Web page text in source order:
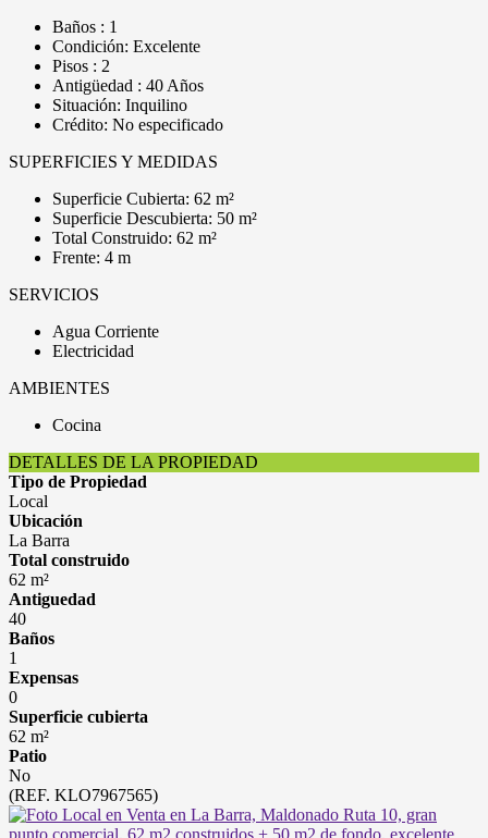
Baños : 1
Condición: Excelente
Pisos : 2
Antigüedad : 40 Años
Situación: Inquilino
Crédito: No especificado
SUPERFICIES Y MEDIDAS
Superficie Cubierta: 62 m²
Superficie Descubierta: 50 m²
Total Construido: 62 m²
Frente: 4 m
SERVICIOS
Agua Corriente
Electricidad
AMBIENTES
Cocina
DETALLES DE LA PROPIEDAD
Tipo de Propiedad
Local
Ubicación
La Barra
Total construido
62 m²
Antiguedad
40
Baños
1
Expensas
0
Superficie cubierta
62 m²
Patio
No
(REF. KLO7967565)